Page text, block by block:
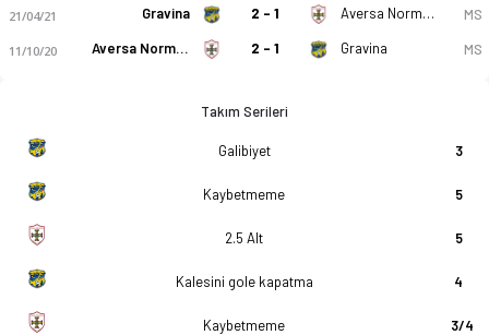
21/04/21 Gravina 2 - 1 Aversa Normanna MS
11/10/20 Aversa Normanna 2 - 1 Gravina MS
Takım Serileri
Galibiyet 3
Kaybetmeme 5
2.5 Alt 5
Kalesini gole kapatma 4
Kaybetmeme 3/4